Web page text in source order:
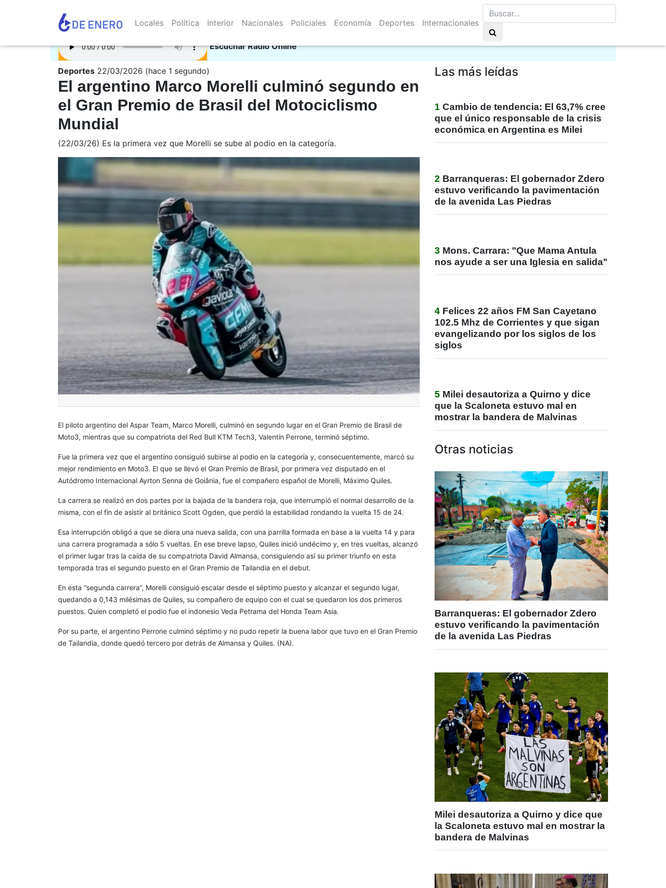
Locales Política Interior Nacionales Policiales Economía Deportes Internacionales
Escuchar Radio Online
Deportes 22/03/2026 (hace 1 segundo)
El argentino Marco Morelli culminó segundo en
el Gran Premio de Brasil del Motociclismo
Mundial
(22/03/26) Es la primera vez que Morelli se sube al podio en la categoría.
El piloto argentino del Aspar Team, Marco Morelli, culminó en segundo lugar en el Gran Premio de Brasil de
Moto3, mientras que su compatriota del Red Bull KTM Tech3, Valentín Perrone, terminó séptimo.
Fue la primera vez que el argentino consiguió subirse al podio en la categoría y, consecuentemente, marcó su
mejor rendimiento en Moto3. El que se llevó el Gran Premio de Brasil, por primera vez disputado en el
Autódromo Internacional Ayrton Senna de Goiânia, fue el compañero español de Morelli, Máximo Quiles.
La carrera se realizó en dos partes por la bajada de la bandera roja, que interrumpió el normal desarrollo de la
misma, con el fin de asistir al británico Scott Ogden, que perdió la estabilidad rondando la vuelta 15 de 24.
Esa interrupción obligó a que se diera una nueva salida, con una parrilla formada en base a la vuelta 14 y para
una carrera programada a sólo 5 vueltas. En ese breve lapso, Quiles inició undécimo y, en tres vueltas, alcanzó
el primer lugar tras la caída de su compatriota David Almansa, consiguiendo así su primer triunfo en esta
temporada tras el segundo puesto en el Gran Premio de Tailandia en el debut.
En esta “segunda carrera”, Morelli consiguió escalar desde el séptimo puesto y alcanzar el segundo lugar,
quedando a 0,143 milésimas de Quiles, su compañero de equipo con el cual se quedaron los dos primeros
puestos. Quien completó el podio fue el indonesio Veda Petrama del Honda Team Asia.
Por su parte, el argentino Perrone culminó séptimo y no pudo repetir la buena labor que tuvo en el Gran Premio
de Tailandia, donde quedó tercero por detrás de Almansa y Quiles. (NA).
Las más leídas
1 Cambio de tendencia: El 63,7% cree
que el único responsable de la crisis
económica en Argentina es Milei
2 Barranqueras: El gobernador Zdero
estuvo verificando la pavimentación
de la avenida Las Piedras
3 Mons. Carrara: "Que Mama Antula
nos ayude a ser una Iglesia en salida"
4 Felices 22 años FM San Cayetano
102.5 Mhz de Corrientes y que sigan
evangelizando por los siglos de los
siglos
5 Milei desautoriza a Quirno y dice
que la Scaloneta estuvo mal en
mostrar la bandera de Malvinas
Otras noticias
Barranqueras: El gobernador Zdero
estuvo verificando la pavimentación
de la avenida Las Piedras
Milei desautoriza a Quirno y dice que
la Scaloneta estuvo mal en mostrar la
bandera de Malvinas